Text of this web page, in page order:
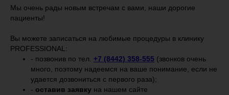
Мы очень рады новым встречам с вами, наши дорогие
пациенты!
Вы можете записаться на любимые процедуры в клинику
PROFESSIONAL:
- позвонив по тел. +7 (8442) 358-555 (звонков очень
много, поэтому надеемся на ваше понимание, если не
удается дозвониться с первого раза);
- оставив заявку на нашем сайте